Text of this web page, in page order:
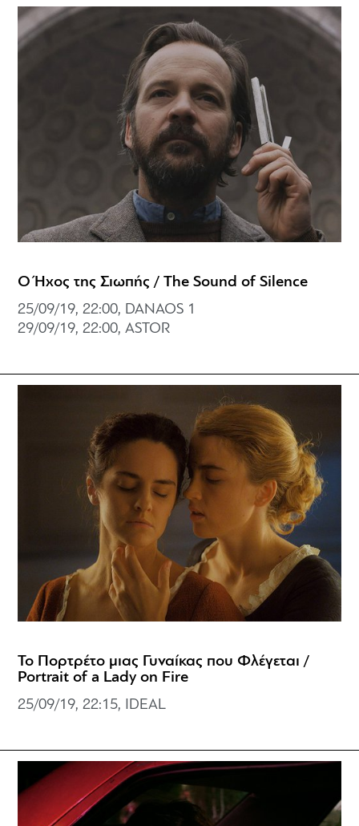
Ο Ήχος της Σιωπής / The Sound of Silence
25/09/19, 22:00, DANAOS 1
29/09/19, 22:00, ASTOR
Το Πορτρέτο μιας Γυναίκας που Φλέγεται /
Portrait of a Lady on Fire
25/09/19, 22:15, IDEAL